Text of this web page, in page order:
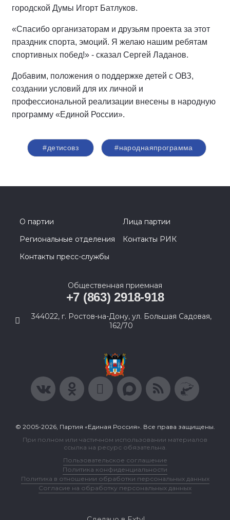
городской Думы Игорт Батлуков.
«Спасибо организаторам и друзьям проекта за этот
праздник спорта, эмоций. Я желаю нашим ребятам
спортивных побед!» - сказал Сергей Ладанов.
Добавим, положения о поддержке детей с ОВЗ,
создании условий для их личной и
профессиональной реализации внесены в народную
программу «Единой России».
#детисовз #народнаяпрограмма
О партии
Лица партии
Региональные отделения
Контакты РИК
Контакты пресс-службы
Общественная приемная
+7 (863) 2918-918
344022, г. Ростов-на-Дону, ул. Большая Садовая,
162/70
© 2005-2026, Партия «Единая Россия». Все права защищены.
При полном или частичном использовании материалов
ссылка на ресурс обязательна.
Пользовательское соглашение
Политика конфиденциальности
Политика в отношении обработки персональных данных
Согласие на обработку персональных данных